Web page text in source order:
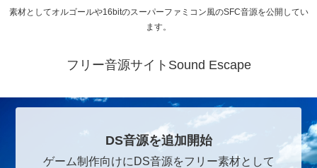
素材としてオルゴールや16bitのスーパーファミコン風のSFC音源を公開してい
ます。
フリー音源サイトSound Escape
DS音源を追加開始
ゲーム制作向けにDS音源をフリー素材として